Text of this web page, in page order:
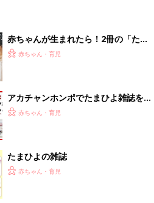
赤ちゃんが生まれたら！2冊の「たま
ひよ」
赤ちゃん・育児
アカチャンホンポでたまひよ雑誌を買
うとポイント10倍【期間限定】
赤ちゃん・育児
たまひよの雑誌
赤ちゃん・育児